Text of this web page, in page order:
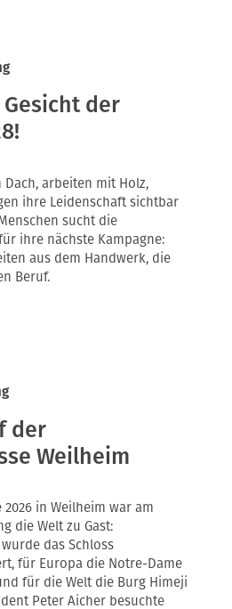
der
arbeiten mit Holz,
ihre Leidenschaft sichtbar
sucht die
ihre nächste Kampagne:
aus dem Handwerk, die
Beruf.
der
Weilheim
in Weilheim war am
die Welt zu Gast:
das Schloss
für Europa die Notre-Dame
für die Welt die Burg Himeji
Peter Aicher besuchte